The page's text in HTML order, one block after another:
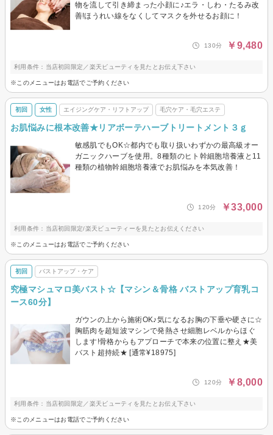
物を流して引き締まった小顔に♪エラ・しわ・たるみ改
善!ほうれい線をなくしてマスクを外せるお顔に！
130分 ￥9,480
利用条件：当店初回限定／楽天ビューティを見たとお伝え下さい
※このメニューはお電話でご予約ください
初回 女性 エイジングケア・リフトアップ 毛穴ケア・毛穴エステ
お肌悩みに根本改善★リアボーテハーブトリートメント３ｇ
敏感肌でもOK☆都内でも取り扱いわずかの最高級オー
ガニックハーブを使用。8種類のヒト幹細胞培養液と11
種類の植物幹細胞培養液でお肌悩みを本気改善！
120分 ￥33,000
利用条件：当店初回限定/楽天ビューティーを見たとお伝えください
※このメニューはお電話でご予約ください
初回 バストアップ・ケア
究極マシュマロ美バスト☆【マシン＆骨格 バストアップ育乳コ
ース60分】
ガウンの上から施術OK♪気になるお胸の下垂や硬さに☆
胸筋肉を超短波マシンで発熱させ細胞レベルからほぐ
します!骨格からもアプローチで本来の位置に整え★美
バスト超持続★ [通常¥18975]
120分 ￥8,000
利用条件：当店初回限定／楽天ビューティを見たとお伝え下さい
※このメニューはお電話でご予約ください